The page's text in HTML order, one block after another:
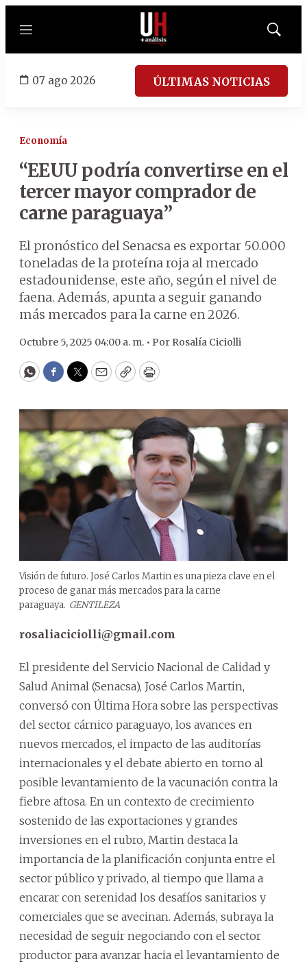
Menú
Mostrar
07 ago 2026 ÚLTIMAS NOTICIAS
Economía
“EEUU podría convertirse en el
tercer mayor comprador de
carne paraguaya”
El pronóstico del Senacsa es exportar 50.000
toneladas de la proteína roja al mercado
estadounidense, este año, según el nivel de
faena. Además, apunta a seguir ganando
más mercados para la carne en 2026.
Octubre 5, 2025 04:00 a. m. • Por Rosalía Ciciolli
WhatsApp
Facebook
Twitter
EmailCopyPrint
Visión de futuro. José Carlos Martin es una pieza clave en el
proceso de ganar más mercados para la carne
paraguaya. GENTILEZA
rosaliaciciolli@gmail.com
El presidente del Servicio Nacional de Calidad y
Salud Animal (Senacsa), José Carlos Martin,
conversó con Última Hora sobre las perspectivas
del sector cárnico paraguayo, los avances en
nuevos mercados, el impacto de las auditorías
internacionales y el debate abierto en torno al
posible levantamiento de la vacunación contra la
fiebre aftosa. En un contexto de crecimiento
sostenido de las exportaciones y grandes
inversiones en el rubro, Martin destaca la
importancia de la planificación conjunta entre el
sector público y privado, al tiempo que llama a
encarar con serenidad los desafíos sanitarios y
comerciales que se avecinan. Además, subraya la
necesidad de seguir negociando con el sector
productor para avanzar hacia el levantamiento de